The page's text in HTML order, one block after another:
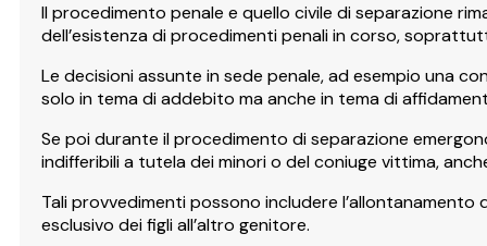
Il procedimento penale e quello civile di separazione
dell’esistenza di procedimenti penali in corso,
Le decisioni assunte in sede penale, ad esempio una
solo in tema di addebito ma anche in tema di
Se poi durante il procedimento di separazione
indifferibili a tutela dei minori o del coniuge vittima,
Tali provvedimenti possono includere
esclusivo dei figli all’altro genitore.